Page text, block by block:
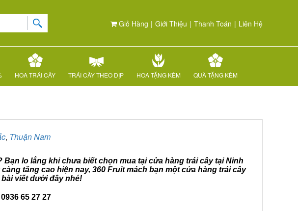
Giỏ Hàng | Giới Thiệu | Thanh Toán | Liên Hệ
HOA TRÁI CÂY TRÁI CÂY THEO DỊP HOA TẶNG KÈM QUÀ TẶNG KÈM
, Thuận Nam
lo lắng khi chưa biết chọn mua tại cửa hàng trái cây tại Ninh
tăng cao hiện nay, 360 Fruit mách bạn một cửa hàng trái cây
viết dưới đây nhé!
65 27 27